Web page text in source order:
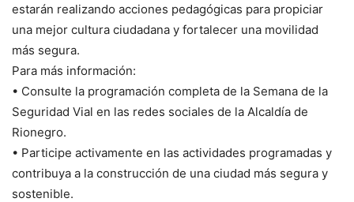
estarán realizando acciones pedagógicas para propiciar
una mejor cultura ciudadana y fortalecer una movilidad
más segura.
Para más información:
• Consulte la programación completa de la Semana de la
Seguridad Vial en las redes sociales de la Alcaldía de
Rionegro.
• Participe activamente en las actividades programadas y
contribuya a la construcción de una ciudad más segura y
sostenible.